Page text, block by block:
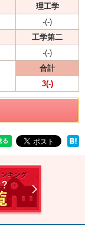
理工学
-(-)
工学第二
-(-)
合計
3(-)